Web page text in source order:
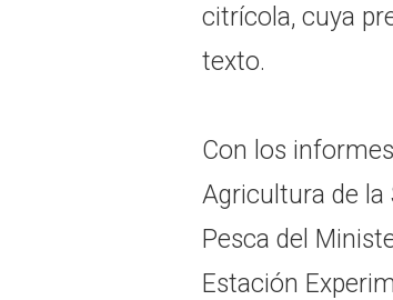
citrícola, cuya
texto.
Con los
Agricultura de la
Pesca del
Estación